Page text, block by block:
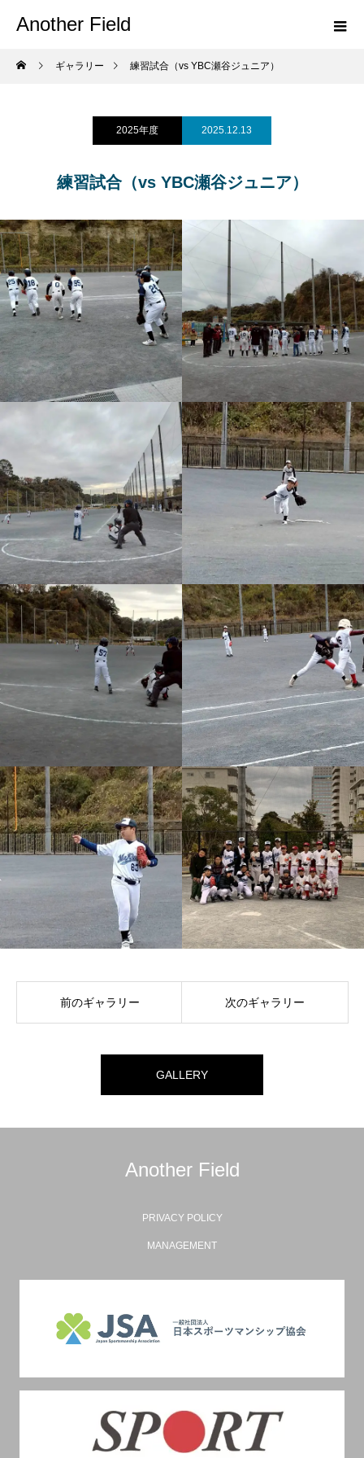
Another Field
ギャラリー 練習試合（vs YBC瀬谷ジュニア）
2025年度 2025.12.13
練習試合（vs YBC瀬谷ジュニア）
前のギャラリー 次のギャラリー
GALLERY
Another Field
PRIVACY POLICY
MANAGEMENT